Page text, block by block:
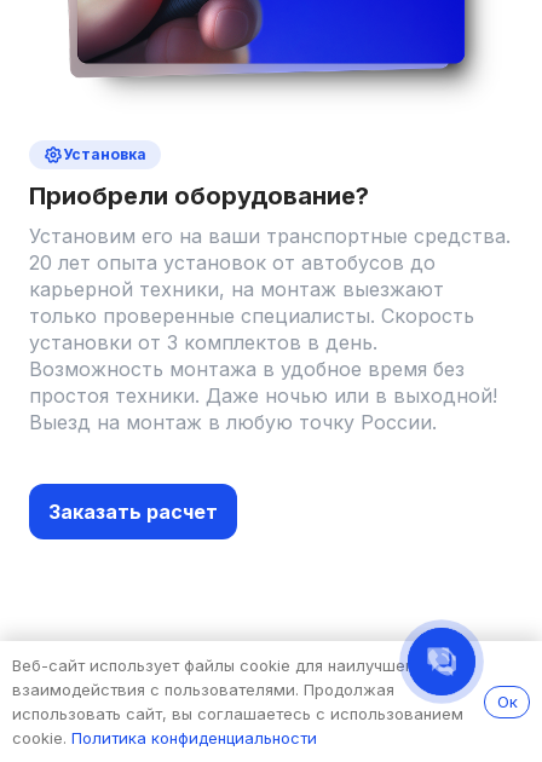
Установка
Приобрели оборудование?
Установим его на ваши транспортные средства.
20 лет опыта установок от автобусов до
карьерной техники, на монтаж выезжают
только проверенные специалисты. Скорость
установки от 3 комплектов в день.
Возможность монтажа в удобное время без
простоя техники. Даже ночью или в выходной!
Выезд на монтаж в любую точку России.
Заказать расчет
Веб-сайт использует файлы cookie для наилучшего
взаимодействия с пользователями. Продолжая
использовать сайт, вы соглашаетесь с использованием
cookie. Политика конфиденциальности
Ок